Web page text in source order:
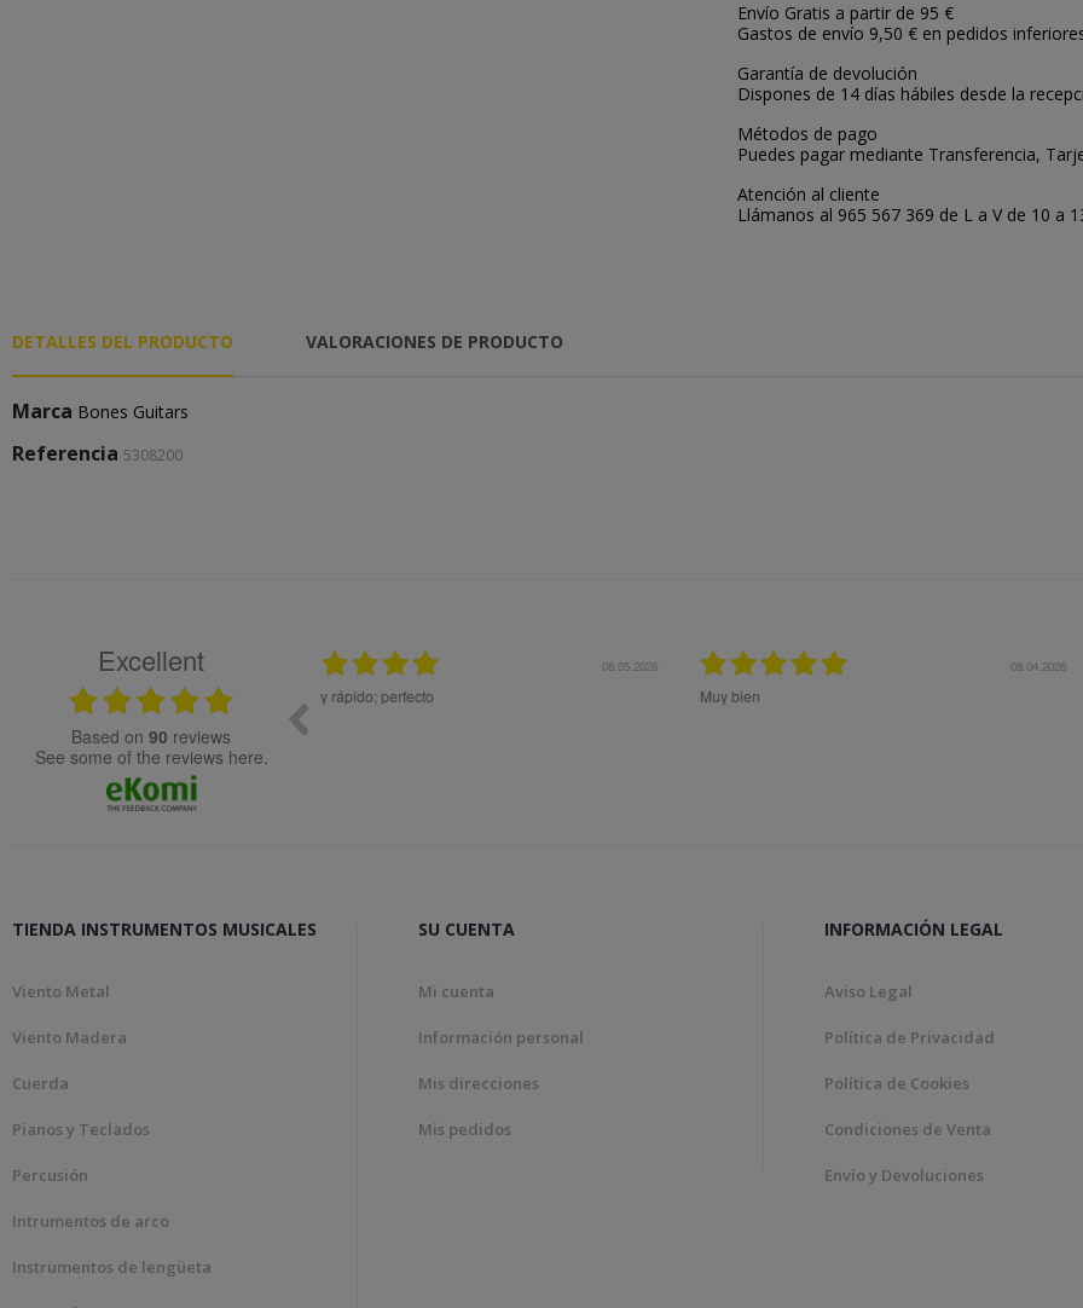
Envío Gratis a partir de 95 €
Gastos de envío 9,50 € en pedidos
Garantía de devolución
Dispones de 14 días hábiles desde la
Métodos de pago
Puedes pagar mediante Transferencia,
Atención al cliente
Llámanos al 965 567 369 de L a V de 10 a
DETALLES DEL PRODUCTO VALORACIONES DE PRODUCTO
Marca Bones Guitars
Referencia 5308200
Excellent
based on 90 reviews
see some of the reviews here.
rapidesa en la gestió de la comanda.
27.10.2025
Todo ok
Me aconsejaron muy bien previo a la compra para
TIENDA INSTRUMENTOS MUSICALES
Viento Metal
Viento Madera
Cuerda
Pianos y Teclados
Percusión
Intrumentos de arco
Instrumentos de lengüeta
SU CUENTA
Mi cuenta
Información personal
Mis direcciones
Mis pedidos
INFORMACIÓN LEGAL
Aviso Legal
Política de Privacidad
Política de Cookies
Condiciones de Venta
Envío y Devoluciones